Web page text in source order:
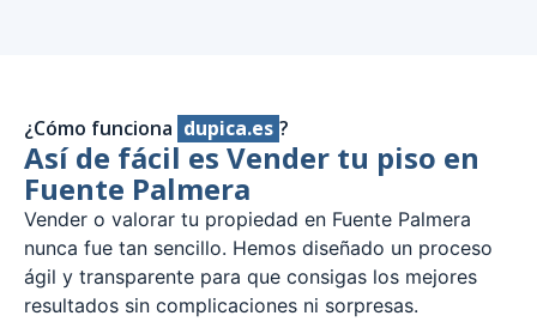
¿Cómo funciona dupica.es ?
Así de fácil es Vender tu piso en
Fuente Palmera
Vender o valorar tu propiedad en Fuente Palmera
nunca fue tan sencillo. Hemos diseñado un proceso
ágil y transparente para que consigas los mejores
resultados sin complicaciones ni sorpresas.